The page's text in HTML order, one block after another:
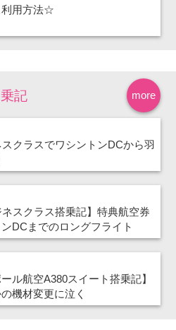
用方法☆
more
記
クラスでワシントンDCから羽
ネスクラス搭乗記】特典航空券
DCまでのロングフライト
ール航空A380スイート搭乗記】
機材変更に泣く